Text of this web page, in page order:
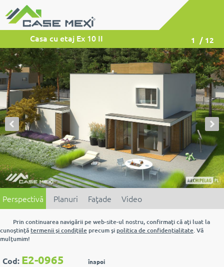
Casa cu etaj Ex 10 II 1 / 12
Perspectivă Planuri Faţade Video
Prin continuarea navigării pe web-site-ul nostru, confirmaţi că aţi luat la
cunoştinţătermenii şi condiţiile precum şi politica de confidenţialitate. Vă
mulţumim!
Cod: E2-0965 înapoi